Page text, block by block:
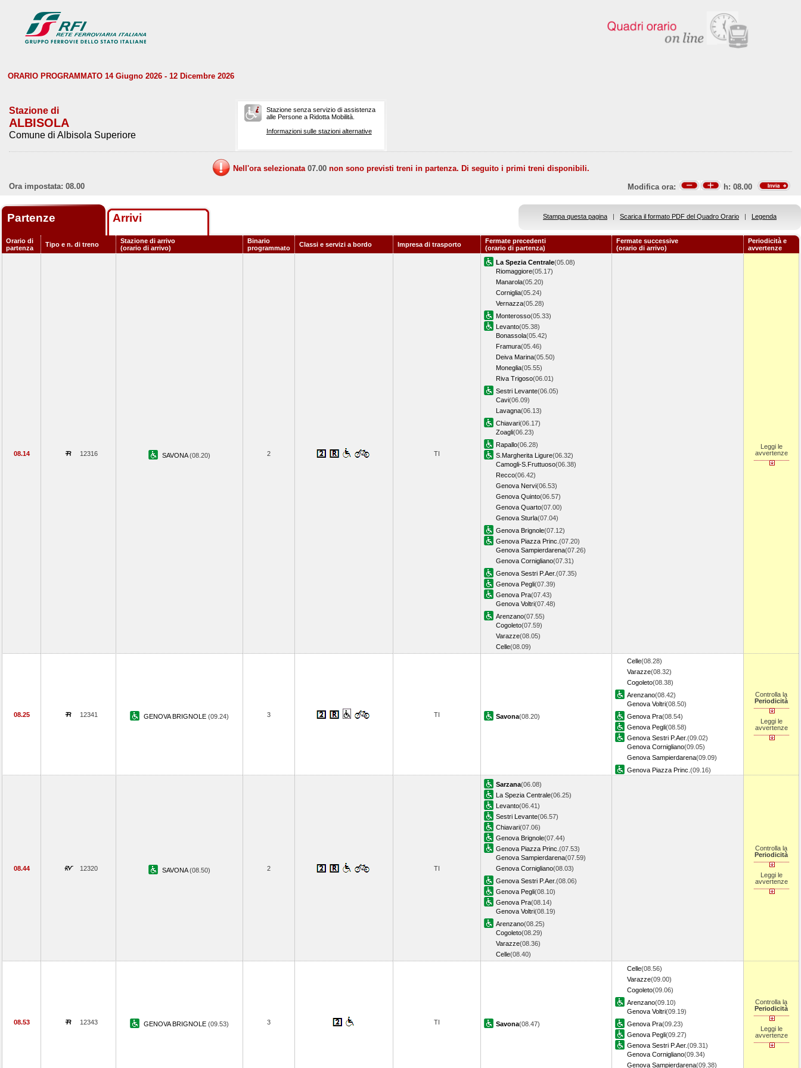
ORARIO PROGRAMMATO 14 Giugno 2026 - 12 Dicembre 2026
Stazione di
ALBISOLA
Comune di Albisola Superiore
Stazione senza servizio di assistenza
alle Persone a Ridotta Mobilità.
Informazioni sulle stazioni alternative
Nell'ora selezionata 07.00 non sono previsti treni in partenza. Di seguito i primi treni disponibili.
Ora impostata: 08.00
Modifica ora: h: 08.00
Partenze Arrivi Stampa questa pagina | Scarica il formato PDF del Quadro Orario | Legenda
Orario di
partenza
Tipo e n. di treno
Stazione di arrivo
(orario di arrivo)
Binario
programmato
Classi e servizi a bordo Impresa di trasporto
Fermate precedenti
(orario di partenza)
Fermate successive
(orario di arrivo)
Periodicità e
avvertenze
08.14 12316 SAVONA(08.20) 2 TI
La Spezia Centrale(05.08)
Riomaggiore(05.17)
Manarola(05.20)
Corniglia(05.24)
Vernazza(05.28)
Monterosso(05.33)
Levanto(05.38)
Bonassola(05.42)
Framura(05.46)
Deiva Marina(05.50)
Moneglia(05.55)
Riva Trigoso(06.01)
Sestri Levante(06.05)
Cavi(06.09)
Lavagna(06.13)
Chiavari(06.17)
Zoagli(06.23)
Rapallo(06.28)
S.Margherita Ligure(06.32)
Camogli-S.Fruttuoso(06.38)
Recco(06.42)
Genova Nervi(06.53)
Genova Quinto(06.57)
Genova Quarto(07.00)
Genova Sturla(07.04)
Genova Brignole(07.12)
Genova Piazza Princ. (07.20)
Genova Sampierdarena(07.26)
Genova Cornigliano(07.31)
Genova Sestri P.Aer.(07.35)
Genova Pegli(07.39)
Genova Pra(07.43)
Genova Voltri(07.48)
Arenzano(07.55)
Cogoleto(07.59)
Varazze(08.05)
Celle(08.09)
Leggi le
avvertenze
08.25 12341 GENOVA BRIGNOLE (09.24) 3 TI Savona(08.20)
Celle(08.28)
Varazze(08.32)
Cogoleto(08.38)
Arenzano(08.42)
Genova Voltri(08.50)
Genova Pra(08.54)
Genova Pegli(08.58)
Genova Sestri P.Aer.(09.02)
Genova Cornigliano(09.05)
Genova Sampierdarena(09.09)
Genova Piazza Princ. (09.16)
Controlla la
Periodicità
Leggi le
avvertenze
08.44 12320 SAVONA(08.50) 2 TI
Sarzana(06.08)
La Spezia Centrale(06.25)
Levanto(06.41)
Sestri Levante(06.57)
Chiavari(07.06)
Genova Brignole(07.44)
Genova Piazza Princ. (07.53)
Genova Sampierdarena(07.59)
Genova Cornigliano(08.03)
Genova Sestri P.Aer.(08.06)
Genova Pegli(08.10)
Genova Pra(08.14)
Genova Voltri(08.19)
Arenzano(08.25)
Cogoleto(08.29)
Varazze(08.36)
Celle(08.40)
Controlla la
Periodicità
Leggi le
avvertenze
08.53 12343 GENOVA BRIGNOLE (09.53) 3 TI Savona(08.47)
Celle(08.56)
Varazze(09.00)
Cogoleto(09.06)
Arenzano(09.10)
Genova Voltri(09.19)
Genova Pra(09.23)
Genova Pegli(09.27)
Genova Sestri P.Aer.(09.31)
Genova Cornigliano(09.34)
Genova Sampierdarena(09.38)
Controlla la
Periodicità
Leggi le
avvertenze